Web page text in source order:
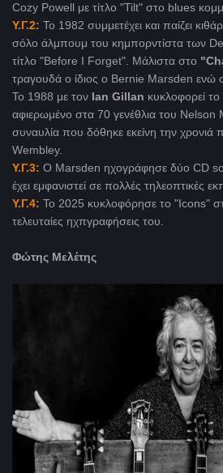
Cozy Powell με τίτλο "Tilt" στο blues
Y.Γ.2: To 1982 συμμετέχει και παίζει
σόλο άλμπουμ του κημπορντίστα των
τίτλο "Before I Forget". Μάλιστα στο
τραγουδά ο ίδιος ο Bernie Marsden ενώ
To 1988 με τον Ian Gillan κυκλοφορεί
αφιερωμένο στα 70 γενέθλια του Nelson
συναυλία που δόθηκε εκείνη την χρονιά
Wembley.
Υ.Γ.3: Ο Marsden ηχογράφησε δύο CD
έχει εμφανιστεί σε πολλές τηλεοπτικές
Υ.Γ.4: Το 2025 κυκλοφόρησε το "Icons"
τελευταίες ηχπγραφήσεις του.
Φώτης Μελέτης